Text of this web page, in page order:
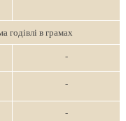
годівлі в грамах
-
-
-